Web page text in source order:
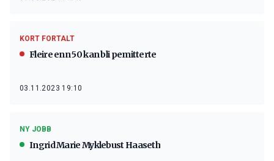
KORT FORTALT
Fleire enn 50 kan bli pemitterte
03.11.2023 19:10
NY JOBB
Ingrid Marie Myklebust Haaseth